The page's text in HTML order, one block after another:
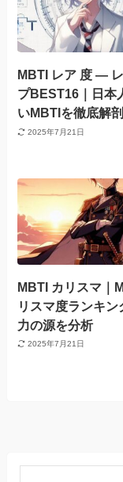
MBTI レア 度 —
プBEST16｜日本
いMBTIを徹底解剖
2025年7月21日
MBTI カリスマ｜
リスマ度ランキン
力の源を分析
2025年7月21日